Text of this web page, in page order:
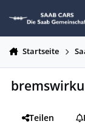
Startseite
Teilen